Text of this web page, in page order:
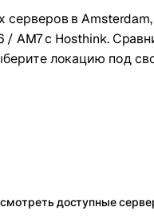
серверов в Amsterdam,
AM7 с Hosthink.
локацию под
доступные